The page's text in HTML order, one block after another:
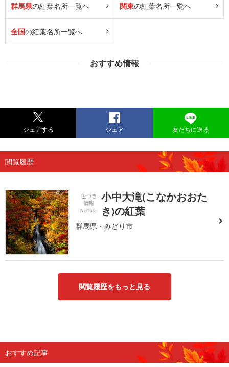
群馬県の紅葉名所一覧へ 関東の紅葉名所一覧へ
全国の紅葉名所一覧へ
おすすめ情報
シェアする シェア 友だちに送る
閲覧履歴
小中大滝(こなかおおた
き)の紅葉
群馬県・みどり市
閲覧履歴をもっと見る
おすすめ記事